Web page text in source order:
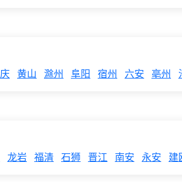
黄山 滁州 阜阳 宿州 六安 亳州
龙岩 福清 石狮 晋江 南安 永安 建